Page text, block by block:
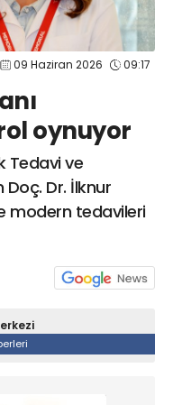
09 Haziran 2026 09:17
oynuyor
Tedavi ve
Dr. İlknur
modern tedavileri
VE HASTALIKLARI
VE REHABİLİTASYON
Galeri Yazarlar